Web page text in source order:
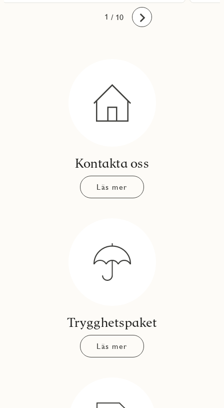
1
2
3
4
5
6
7
8
9
10 / 10 Framåt
Kontakta oss
Läs mer
Trygghetspaket
Läs mer